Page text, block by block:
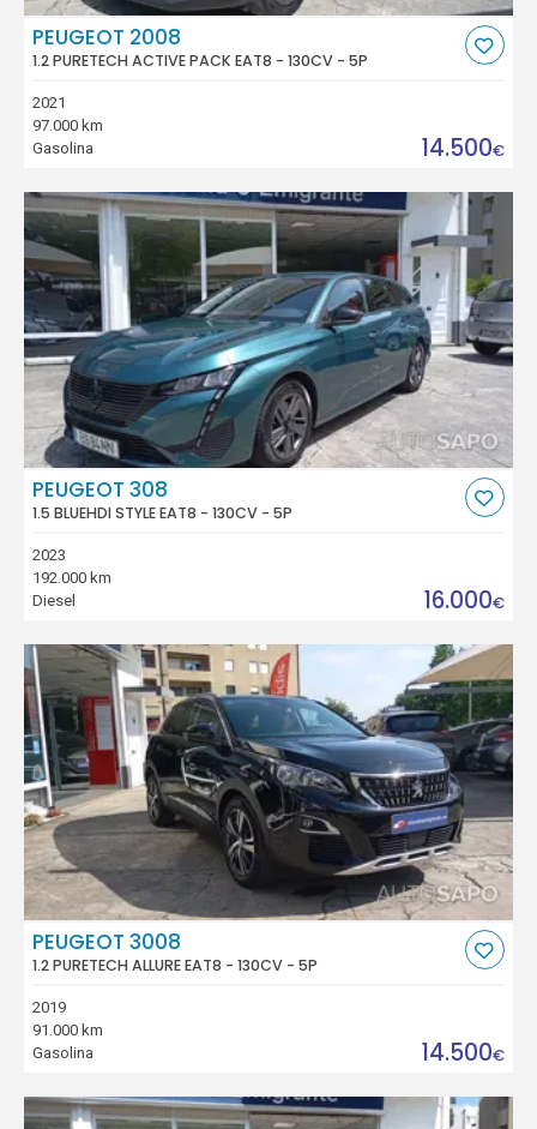
PEUGEOT 2008
1.2 PURETECH ACTIVE PACK EAT8 - 130CV - 5P
2021
97.000 km
Gasolina
14.500€
PEUGEOT 308
1.5 BLUEHDI STYLE EAT8 - 130CV - 5P
2023
192.000 km
Diesel
16.000€
PEUGEOT 3008
1.2 PURETECH ALLURE EAT8 - 130CV - 5P
2019
91.000 km
Gasolina
14.500€